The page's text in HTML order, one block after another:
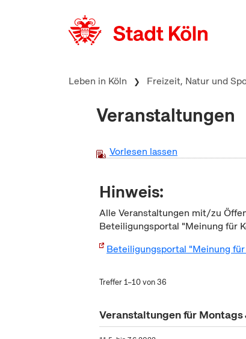
Leben in Köln Freizeit, Natur und
Veranstaltungen
Vorlesen lassen
Hinweis:
Alle Veranstaltungen mit/zu
Beteiligungsportal "Meinung für
Beteiligungsportal "Meinung für
Treffer 1–10 von 36
Veranstaltungen für